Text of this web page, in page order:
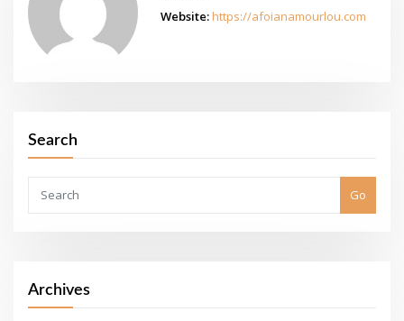
Website: https://afoianamourlou.com
Search
Go
Archives